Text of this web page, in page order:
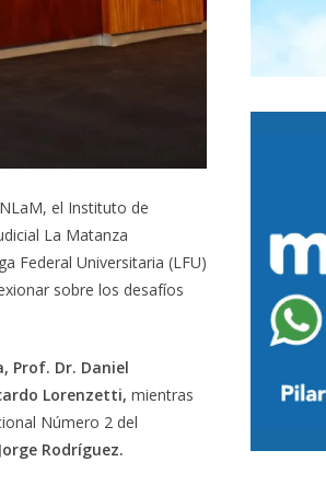
el Instituto de
La Matanza
Federal Universitaria (LFU)
sobre los desafíos
Prof. Dr. Daniel
Lorenzetti, mientras
Número 2 del
Rodríguez.